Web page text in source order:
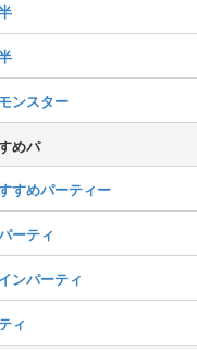
ンスター
めパ
すめパーティー
ーティ
ンパーティ
ィ